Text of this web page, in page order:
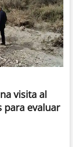
visita al
para evaluar